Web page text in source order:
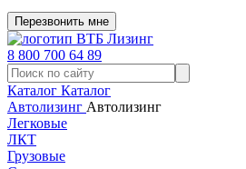
Перезвонить мне
8 800 700 64 89
Каталог Каталог
Автолизинг Автолизинг
Легковые
ЛКТ
Грузовые